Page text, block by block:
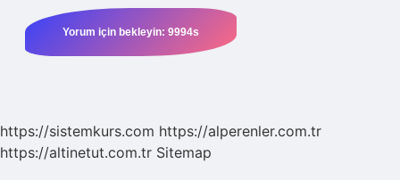
https://sistemkurs.com https://alperenler.com.tr
https://altinetut.com.tr Sitemap